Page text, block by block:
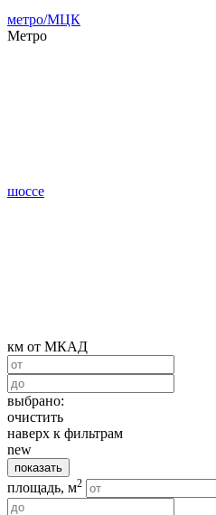
метро/МЦК
Метро
шоссе
км от МКАД
выбрано:
очистить
наверх к фильтрам
new
показать
площадь, м2